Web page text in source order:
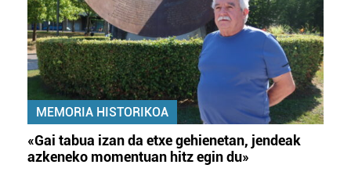
MEMORIA HISTORIKOA
«Gai tabua izan da etxe gehienetan, jendeak
azkeneko momentuan hitz egin du»